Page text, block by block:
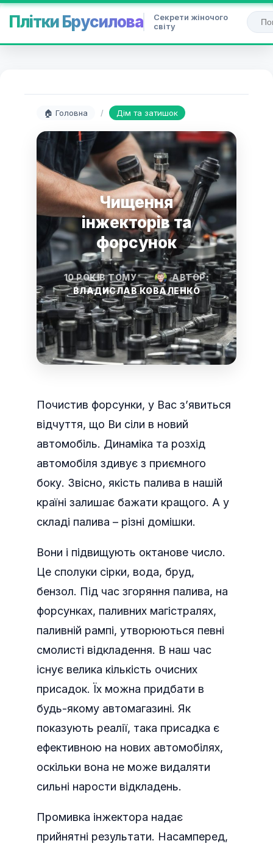
Плітки Брусилова
Секрети жіночого
світу
🏠 Головна / Дім та затишок
Чищення
інжекторів та
форсунок
10 РОКІВ ТОМУ •
АВТОР:
ВЛАДИСЛАВ КОВАЛЕНКО
Почистив форсунки, у Вас з’явиться
відчуття, що Ви сіли в новий
автомобіль. Динаміка та розхід
автомобіля здивує з приємного
боку. Звісно, якість палива в нашій
країні залишає бажати кращого. А у
складі палива – різні домішки.
Вони і підвищують октанове число.
Це сполуки сірки, вода, бруд,
бензол. Під час згоряння палива, на
форсунках, паливних магістралях,
паливній рампі, утворюються певні
смолисті відкладення. В наш час
існує велика кількість очисних
присадок. Їх можна придбати в
будь-якому автомагазині. Як
показують реалії, така присадка є
ефективною на нових автомобілях,
оскільки вона не може видаляти
сильні нарости відкладень.
Промивка інжектора надає
прийнятні результати. Насамперед,